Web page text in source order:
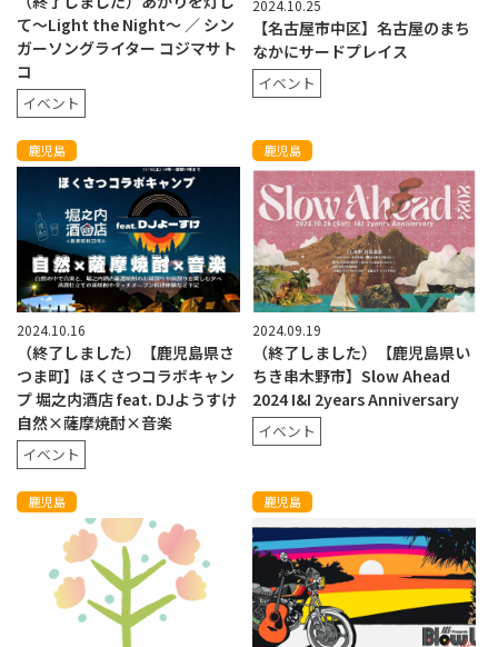
て〜Light the Night〜 ／ シン
ガーソングライター コジマサト
コ
イベント
2024.10.25
【名古屋市中区】名古屋のまち
なかにサードプレイス
イベント
鹿児島
2024.10.16
（終了しました）【鹿児島県さ
つま町】ほくさつコラボキャン
プ 堀之内酒店 feat. DJようすけ
自然×薩摩焼酎×音楽
イベント
鹿児島
2024.09.19
（終了しました）【鹿児島県い
ちき串木野市】Slow Ahead
2024 I&I 2years Anniversary
イベント
鹿児島 鹿児島